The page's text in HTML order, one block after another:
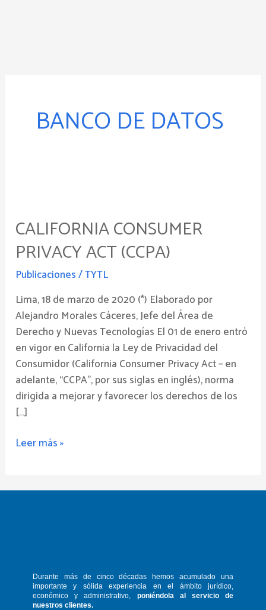
BANCO DE DATOS
CALIFORNIA CONSUMER
PRIVACY ACT (CCPA)
Publicaciones/TYTL
Lima, 18 de marzo de 2020 (*) Elaborado por
Alejandro Morales Cáceres, Jefe del Área de
Derecho y Nuevas Tecnologías El 01 de enero entró
en vigor en California la Ley de Privacidad del
Consumidor (California Consumer Privacy Act – en
adelante, “CCPA”, por sus siglas en inglés), norma
dirigida a mejorar y favorecer los derechos de los
[…]
Privacy
Act
(CCPA)
Leer más »
Durante más de cinco décadas hemosacumulado una
importante y sólidaexperiencia en el ámbito jurídico,
económico y administrativo, poniéndola al servicio de
nuestros clientes.